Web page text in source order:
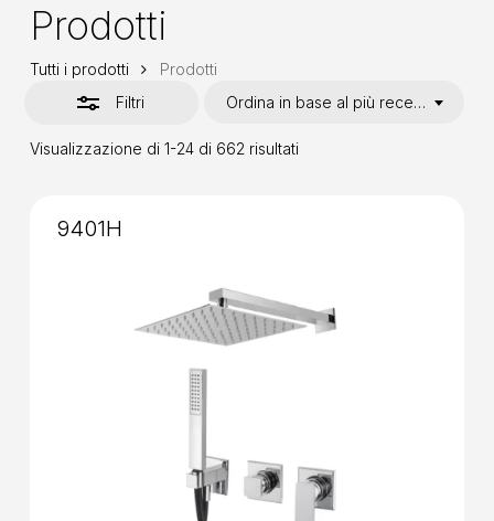
Prodotti
Tutti i prodotti
Prodotti
Filtri
Visualizzazione di 1-24 di 662 risultatiOrdina
Ordina in base al più recente
9401H